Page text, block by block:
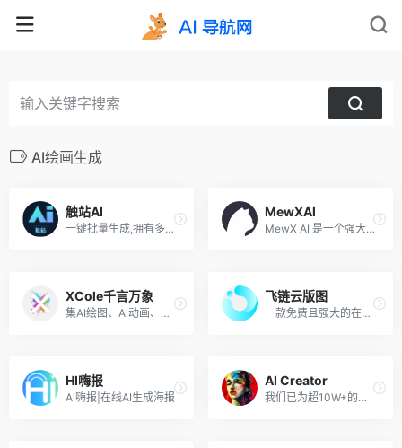
AI绘画生成
触站AI
一键批量生成,拥有多种风格模型
MewXAl
MewX AI 是一个强大且专业的 AIGC 生成式平台，做真正好用的 AI 工具。 无论你是经验丰富的设计师还是对 AI 从未了解过的初学者，MewXAI 都能让你轻松创作艺术作品。
XCole千言万象
集AI绘图、Al动画、AI文字、Al翻译等为一体的综合性AI创作型工具。
飞链云版图
一款免费且强大的在线AI生成图片的网站
HI嗨报
Ai嗨报|在线AI生成海报
AI Creator
我们已为超10W+的创作者助力,并创作画作100W+，20+模型管线任你选择,写实、中国风、3D、二次元、动漫等多种风格不限题材 多controlnet同时使用,修复人物手部,控制人物角色、调整图片上色、构图等,释放你的想象力